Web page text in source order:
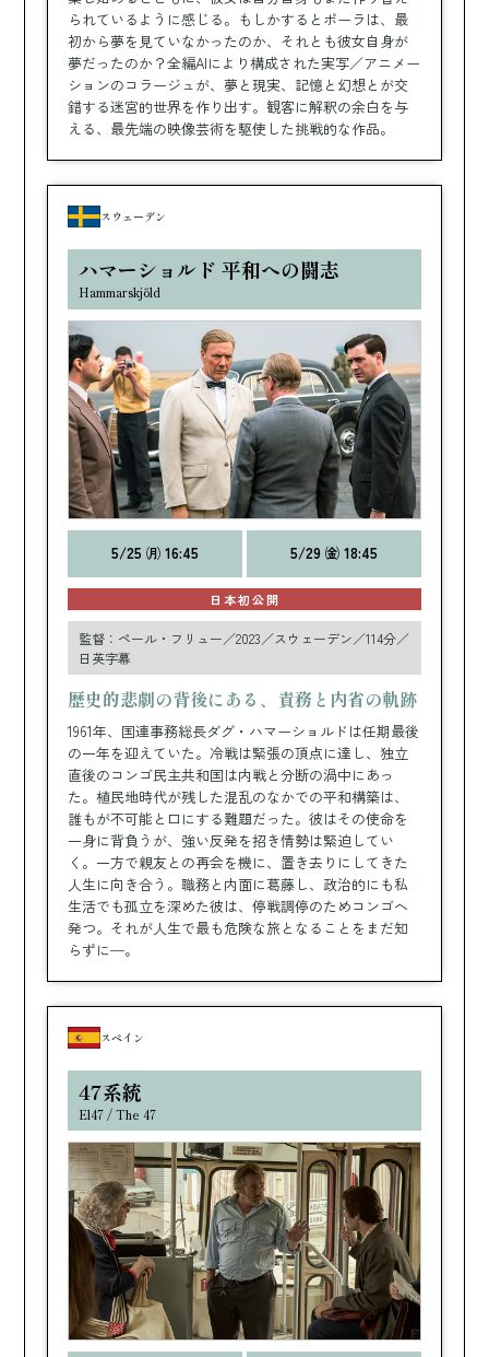
られているように感じる。もしかするとポーラは、最
初から夢を見ていなかったのか、それとも彼女自身が
夢だったのか？全編AIにより構成された実写／アニメー
ションのコラージュが、夢と現実、記憶と幻想とが交
錯する迷宮的世界を作り出す。観客に解釈の余白を与
える、最先端の映像芸術を駆使した挑戦的な作品。
スウェーデン
ハマーショルド 平和への闘志
Hammarskjöld
5/25 ㈪ 16:45 5/29 ㈮ 18:45
日本初公開
監督：ペール・フリュー／2023／スウェーデン／114分／
日英字幕
歴史的悲劇の背後にある、責務と内省の軌跡
1961年、国連事務総長ダグ・ハマーショルドは任期最後
の一年を迎えていた。冷戦は緊張の頂点に達し、独立
直後のコンゴ民主共和国は内戦と分断の渦中にあっ
た。植民地時代が残した混乱のなかでの平和構築は、
誰もが不可能と口にする難題だった。彼はその使命を
一身に背負うが、強い反発を招き情勢は緊迫してい
く。一方で親友との再会を機に、置き去りにしてきた
人生に向き合う。職務と内面に葛藤し、政治的にも私
生活でも孤立を深めた彼は、停戦調停のためコンゴへ
発つ。それが人生で最も危険な旅となることをまだ知
らずに─。
スペイン
47系統
El47 / The 47